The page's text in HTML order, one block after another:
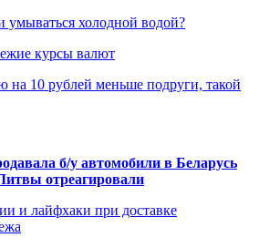
умываться холодной водой?
курсы валют
на 10 рублей меньше подруги, такой
б/у автомобили в Беларусь
отреагировали
и лайфхаки при доставке